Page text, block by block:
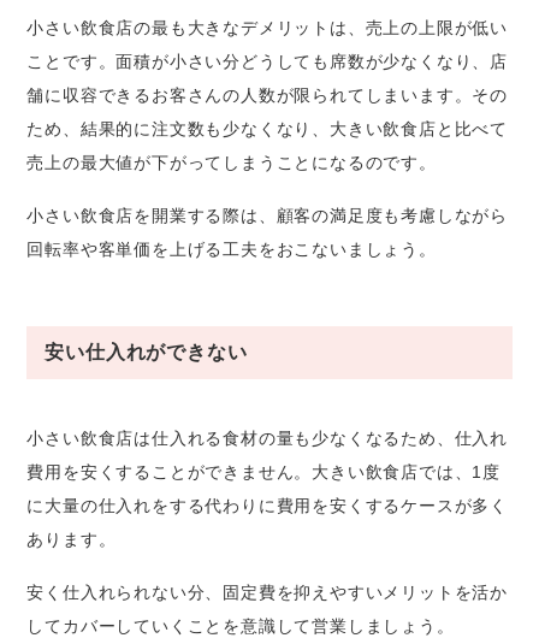
小さい飲食店の最も大きなデメリットは、売上の上限が低い
ことです。面積が小さい分どうしても席数が少なくなり、店
舗に収容できるお客さんの人数が限られてしまいます。その
ため、結果的に注文数も少なくなり、大きい飲食店と比べて
売上の最大値が下がってしまうことになるのです。
小さい飲食店を開業する際は、顧客の満足度も考慮しながら
回転率や客単価を上げる工夫をおこないましょう。
安い仕入れができない
小さい飲食店は仕入れる食材の量も少なくなるため、仕入れ
費用を安くすることができません。大きい飲食店では、1度
に大量の仕入れをする代わりに費用を安くするケースが多く
あります。
安く仕入れられない分、固定費を抑えやすいメリットを活か
してカバーしていくことを意識して営業しましょう。